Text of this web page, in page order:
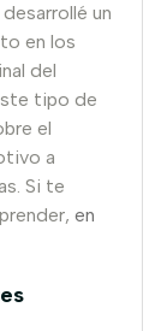
un
en los
del
tipo de
el
a
Si te
en